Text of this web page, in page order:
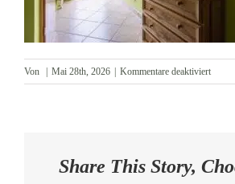
AKTUELLES
KONTAKT
Von Mai 28th, 2026 Kommentare deaktiviertfür
Flur
Share This Story,